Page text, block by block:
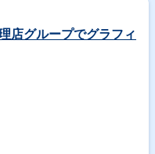
店グループでグラフィ